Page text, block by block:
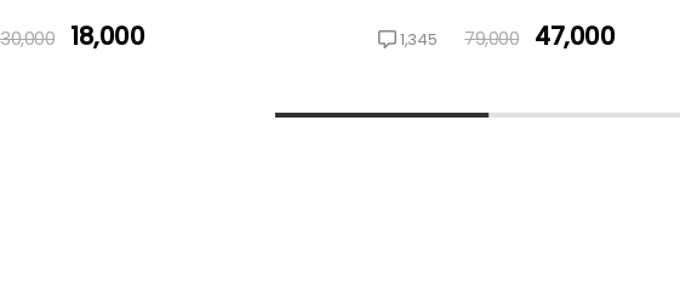
30,000 18,000 1,345 79,000 47,000